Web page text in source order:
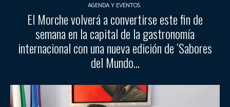
AGENDA Y EVENTOS
El Morche volverá a convertirse este fin de
semana en la capital de la gastronomía
internacional con una nueva edición de ‘Sabores
del Mundo...